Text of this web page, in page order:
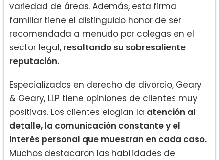
variedad de áreas. Además, esta firma
familiar tiene el distinguido honor de ser
recomendada a menudo por colegas en el
sector legal, resaltando su sobresaliente
reputación.
Especializados en derecho de divorcio, Geary
& Geary, LLP tiene opiniones de clientes muy
positivas. Los clientes elogian la atención al
detalle, la comunicación constante y el
interés personal que muestran en cada caso.
Muchos destacaron las habilidades de